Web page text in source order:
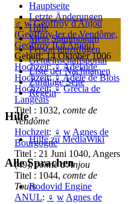
♂ w Geoffroy d'Anjou
(Geoffroy Ier de Vendôme,
Geoffroy II d'Anjou)
Geburt: 14 Oktober 1006
Hochzeit:♀Adélaïde
Hochzeit:♀Adèle de Blois
Hochzeit:♀ Grécia de
Langeais
Titel : 1032, comte de
Vendôme
Hochzeit: ♀ w Agnes de
Bourgogne
Titel : 21 Juni 1040, Angers
(49),comte d'Anjou
Titel : 1044, comte de
Tours
ANUL: ♀ w Agnes de
Hauptseite
Letzte Änderungen
Hilfe
Mein Stammbaum
Person hinzufügen
Gemeinschafts­portal
Liste der Nachnamen
Zufällige Seite
Regeln
Hilfe
Hilfe zu MediaWiki
Alle Sprachen
Rodovid Engine